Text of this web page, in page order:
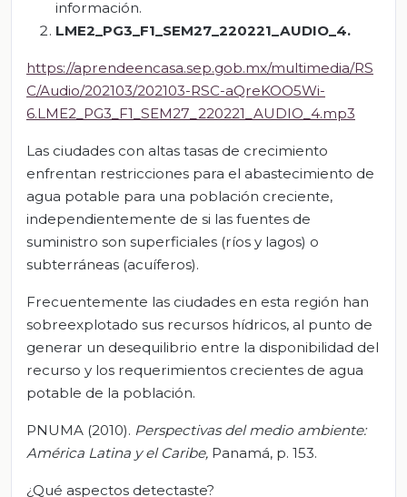
información.
LME2_PG3_F1_SEM27_220221_AUDIO_4.
https://aprendeencasa.sep.gob.mx/multimedia/RS
C/Audio/202103/202103-RSC-aQreKOO5Wi-
6.LME2_PG3_F1_SEM27_220221_AUDIO_4.mp3
Las ciudades con altas tasas de crecimiento
enfrentan restricciones para el abastecimiento de
agua potable para una población creciente,
independientemente de si las fuentes de
suministro son superficiales (ríos y lagos) o
subterráneas (acuíferos).
Frecuentemente las ciudades en esta región han
sobreexplotado sus recursos hídricos, al punto de
generar un desequilibrio entre la disponibilidad del
recurso y los requerimientos crecientes de agua
potable de la población.
PNUMA (2010). Perspectivas del medio ambiente:
América Latina y el Caribe, Panamá, p. 153.
¿Qué aspectos detectaste?